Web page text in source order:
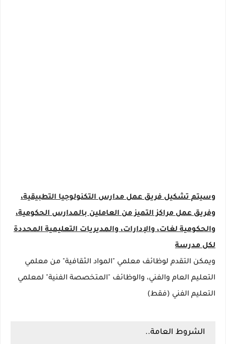
وسيتم تشكيل فريق عمل مدارس التكنولوجيا التطبيقية،
وفريق عمل مراكز التميز من العاملين بالمدارس الحكومية،
والحكومية لغات، والإدارات، والمديريات التعليمية المحددة
لكل مدرسة
ويمكن التقدم لوظائف معلمي "المواد الثقافية" من معلمي
التعليم العام والفني، والوظائف "المتخصصة الفنية" لمعلمي
التعليم الفني (فقط)
الشروط العامة..